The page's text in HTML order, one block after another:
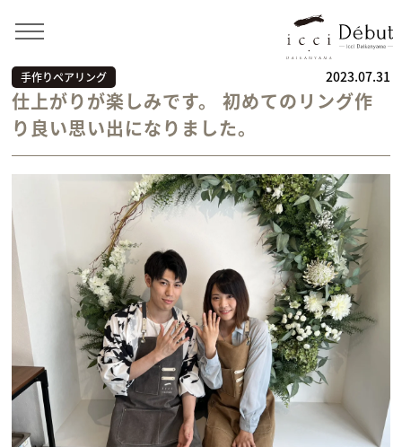
Home > 仕上がりが楽
しみです。 初めてのリング作り良い思い出になりました。
手作りペアリング 2023.07.31
仕上がりが楽しみです。 初めてのリング作
り良い思い出になりました。